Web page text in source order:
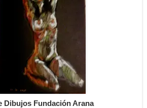
Dibujos Fundación Arana